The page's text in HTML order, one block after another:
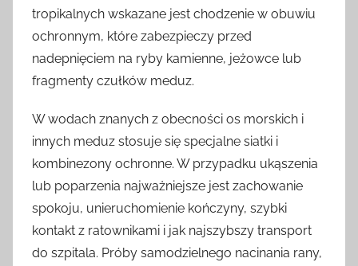
tropikalnych wskazane jest chodzenie w obuwiu
ochronnym, które zabezpieczy przed
nadepnięciem na ryby kamienne, jeżowce lub
fragmenty czułków meduz.
W wodach znanych z obecności os morskich i
innych meduz stosuje się specjalne siatki i
kombinezony ochronne. W przypadku ukąszenia
lub poparzenia najważniejsze jest zachowanie
spokoju, unieruchomienie kończyny, szybki
kontakt z ratownikami i jak najszybszy transport
do szpitala. Próby samodzielnego nacinania rany,